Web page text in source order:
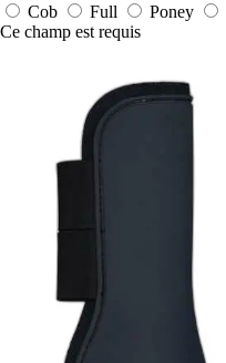
Cob
Full Poney
Ce champ est requis